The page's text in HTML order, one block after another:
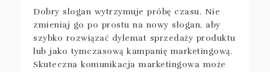
Dobry slogan wytrzymuje próbę czasu. Nie
zmieniaj go po prostu na nowy slogan, aby
szybko rozwiązać dylemat sprzedaży produktu
lub jako tymczasową kampanię marketingową.
Skuteczna komunikacja marketingowa może